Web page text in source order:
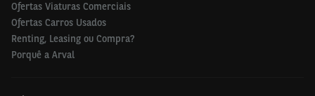
Ofertas Viaturas Comerciais
Ofertas Carros Usados
Renting, Leasing ou Compra?
Porquê a Arval